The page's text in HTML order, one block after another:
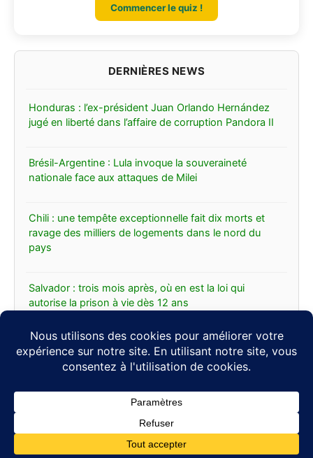
Commencer le quiz !
Honduras : l’ex-président Juan Orlando Hernández
jugé en liberté dans l’affaire de corruption Pandora II
Brésil-Argentine : Lula invoque la souveraineté
nationale face aux attaques de Milei
Chili : une tempête exceptionnelle fait dix morts et
ravage des milliers de logements dans le nord du
pays
Salvador : trois mois après, où en est la loi qui
autorise la prison à vie dès 12 ans
Un puissant séisme de magnitude 7,3 frappe le sud
du Mexique, l’alerte au tsunami levée
Copyright © 2026 Abc-latina |